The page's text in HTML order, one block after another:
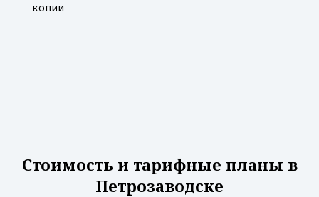
копии
Стоимость и тарифные планы в
Петрозаводске